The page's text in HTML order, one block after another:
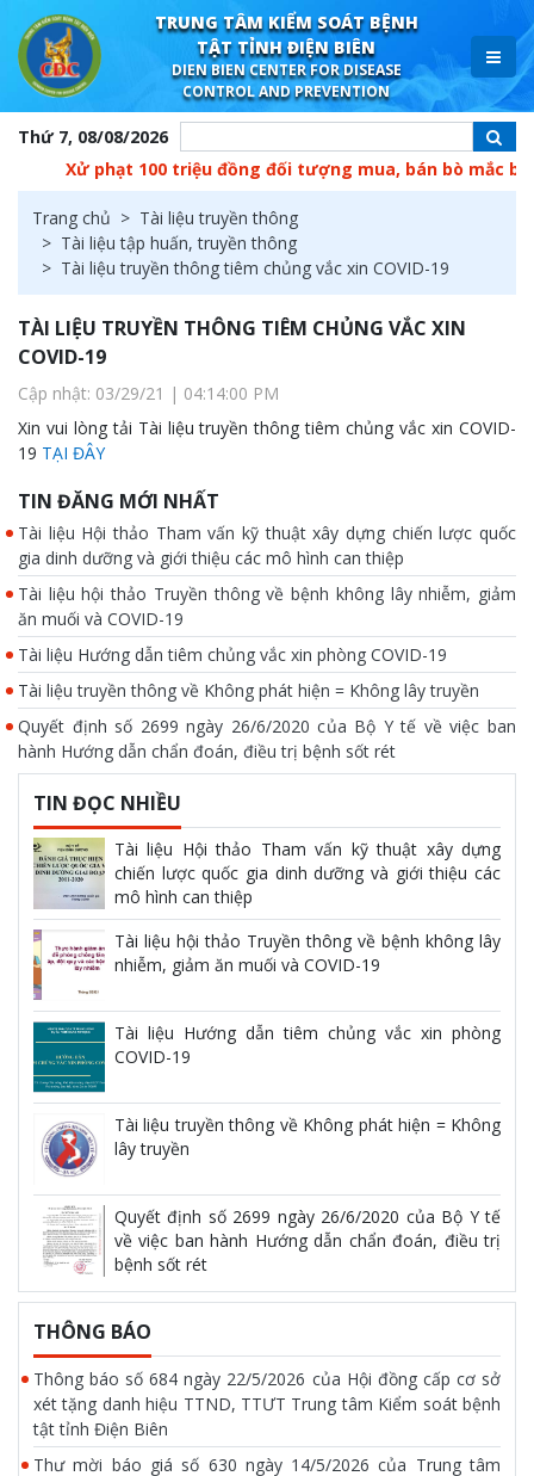
TRUNG TÂM KIỂM SOÁT BỆNH
TẬT TỈNH ĐIỆN BIÊN
DIEN BIEN CENTER FOR DISEASE
CONTROL AND PREVENTION
Thứ 7, 08/08/2026
Xử phạt 100 triệu đồng đối tượng mua, bán bò mắc bệnh
Trang chủ
Tài liệu truyền thông
Tài liệu tập huấn, truyền thông
Tài liệu truyền thông tiêm chủng vắc xin COVID-19
TÀI LIỆU TRUYỀN THÔNG TIÊM CHỦNG VẮC XIN
COVID-19
Cập nhật: 03/29/21 | 04:14:00 PM
Xin vui lòng tải Tài liệu truyền thông tiêm chủng vắc xin COVID-
19 TẠI ĐÂY
TIN ĐĂNG MỚI NHẤT
Tài liệu Hội thảo Tham vấn kỹ thuật xây dựng chiến lược quốc
gia dinh dưỡng và giới thiệu các mô hình can thiệp
Tài liệu hội thảo Truyền thông về bệnh không lây nhiễm, giảm
ăn muối và COVID-19
Tài liệu Hướng dẫn tiêm chủng vắc xin phòng COVID-19
Tài liệu truyền thông về Không phát hiện = Không lây truyền
Quyết định số 2699 ngày 26/6/2020 của Bộ Y tế về việc ban
hành Hướng dẫn chẩn đoán, điều trị bệnh sốt rét
TIN ĐỌC NHIỀU
Tài liệu Hội thảo Tham vấn kỹ thuật xây dựng
chiến lược quốc gia dinh dưỡng và giới thiệu các
mô hình can thiệp
Tài liệu hội thảo Truyền thông về bệnh không lây
nhiễm, giảm ăn muối và COVID-19
Tài liệu Hướng dẫn tiêm chủng vắc xin phòng
COVID-19
Tài liệu truyền thông về Không phát hiện = Không
lây truyền
Quyết định số 2699 ngày 26/6/2020 của Bộ Y tế
về việc ban hành Hướng dẫn chẩn đoán, điều trị
bệnh sốt rét
THÔNG BÁO
Thông báo số 684 ngày 22/5/2026 của Hội đồng cấp cơ sở
xét tặng danh hiệu TTND, TTƯT Trung tâm Kiểm soát bệnh
tật tỉnh Điện Biên
Thư mời báo giá số 630 ngày 14/5/2026 của Trung tâm